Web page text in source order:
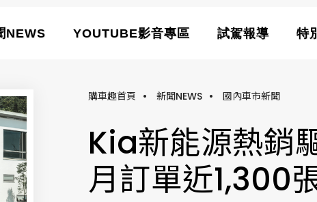
NEWS YOUTUBE影音專區 試駕報導 特
購車趣首頁 • 新聞NEWS • 國內車市新聞
Kia新能源熱銷
月訂單近1,300